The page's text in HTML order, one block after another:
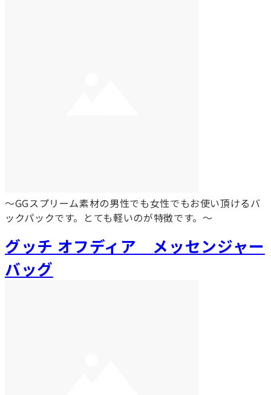
～GGスプリーム素材の男性でも女性でもお使い頂けるバ
ックパックです。とても軽いのが特徴です。～
グッチ オフディア メッセンジャー
バッグ